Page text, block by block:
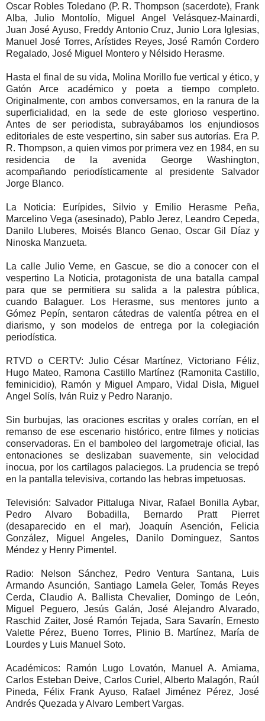
Oscar Robles Toledano (P. R. Thompson (sacerdote), Frank
Alba, Julio Montolío, Miguel Angel Velásquez-Mainardi,
Juan José Ayuso, Freddy Antonio Cruz, Junio Lora Iglesias,
Manuel José Torres, Arístides Reyes, José Ramón Cordero
Regalado, José Miguel Montero y Nélsido Herasme.
Hasta el final de su vida, Molina Morillo fue vertical y ético, y
Gatón Arce académico y poeta a tiempo completo.
Originalmente, con ambos conversamos, en la ranura de la
superficialidad, en la sede de este glorioso vespertino.
Antes de ser periodista, subrayábamos los enjundiosos
editoriales de este vespertino, sin saber sus autorías. Era P.
R. Thompson, a quien vimos por primera vez en 1984, en su
residencia de la avenida George Washington,
acompañando periodísticamente al presidente Salvador
Jorge Blanco.
La Noticia: Eurípides, Silvio y Emilio Herasme Peña,
Marcelino Vega (asesinado), Pablo Jerez, Leandro Cepeda,
Danilo Lluberes, Moisés Blanco Genao, Oscar Gil Díaz y
Ninoska Manzueta.
La calle Julio Verne, en Gascue, se dio a conocer con el
vespertino La Noticia, protagonista de una batalla campal
para que se permitiera su salida a la palestra pública,
cuando Balaguer. Los Herasme, sus mentores junto a
Gómez Pepín, sentaron cátedras de valentía pétrea en el
diarismo, y son modelos de entrega por la colegiación
periodística.
RTVD o CERTV: Julio César Martínez, Victoriano Féliz,
Hugo Mateo, Ramona Castillo Martínez (Ramonita Castillo,
feminicidio), Ramón y Miguel Amparo, Vidal Disla, Miguel
Angel Solís, Iván Ruiz y Pedro Naranjo.
Sin burbujas, las oraciones escritas y orales corrían, en el
remanso de ese escenario histórico, entre filmes y noticias
conservadoras. En el bamboleo del largometraje oficial, las
entonaciones se deslizaban suavemente, sin velocidad
inocua, por los cartílagos palaciegos. La prudencia se trepó
en la pantalla televisiva, cortando las hebras impetuosas.
Televisión: Salvador Pittaluga Nivar, Rafael Bonilla Aybar,
Pedro Alvaro Bobadilla, Bernardo Pratt Pierret
(desaparecido en el mar), Joaquín Asención, Felicia
González, Miguel Angeles, Danilo Dominguez, Santos
Méndez y Henry Pimentel.
Radio: Nelson Sánchez, Pedro Ventura Santana, Luis
Armando Asunción, Santiago Lamela Geler, Tomás Reyes
Cerda, Claudio A. Ballista Chevalier, Domingo de León,
Miguel Peguero, Jesús Galán, José Alejandro Alvarado,
Raschid Zaiter, José Ramón Tejada, Sara Savarín, Ernesto
Valette Pérez, Bueno Torres, Plinio B. Martínez, María de
Lourdes y Luis Manuel Soto.
Académicos: Ramón Lugo Lovatón, Manuel A. Amiama,
Carlos Esteban Deive, Carlos Curiel, Alberto Malagón, Raúl
Pineda, Félix Frank Ayuso, Rafael Jiménez Pérez, José
Andrés Quezada y Alvaro Lembert Vargas.